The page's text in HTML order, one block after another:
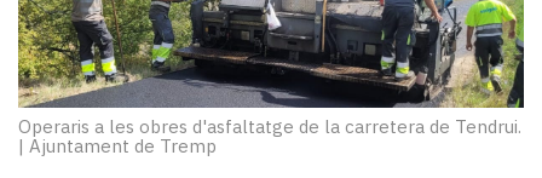
A
escena!
Dis
la
teva!
Subscriptors
Operaris a les obres d'asfaltatge de la carretera de Tendrui.
| Ajuntament de Tremp